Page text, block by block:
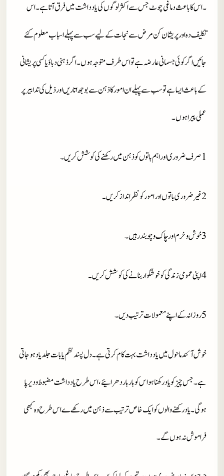
۔ اس کا باعث دماغی چوٹ جس سے اکثر لوگوں کی یادداشت میں فرق آتا ہے ۔ اس
تکلیف دہ اور پریشان کن مرض سے نجات کے لیے سب سے پہلے اسباب معلوم کئے
جائیں اگر کوئی جسمانی عارضہ ہے تو اس طرف متوجہ ہوں ۔ اگر ذہنی دباؤ یا کسی پریشانی
کے باعث ایسا ہے تو سب سے پہلے ان امور کا ذہن سے بوجھ اتاریں اور ذیل کی تدابیر پر
عملی پیرا ہوں ۔
1 صرف ضروری اور اہم باتوں کو ذہن میں رکھنے کی کوشش کریں ۔
2 غیر ضروری باتوں اور امور کو نظر انداز کریں ۔
3 خوش و خرم اور چاک و چوبند رہیں ۔
4 اپنی عمومی زندگی کو خوشگوار بنانے کی کوشش کریں ۔
5 روزانہ کے اپنے معمولات ترتیب دیں ۔
خوش آئند ماحول میں یادداشت بہت کام کرتی ہے ۔ دل پسند نظم یا بات جلد یاد ہو جاتی
ہے ۔ جس چیز کو یاد رکھنا ہو اس کو بار بار دھرائیے ، اس طرح یادداشت مضبوط و دیرپا
ہوگی ۔ یاد رکھنے والوں کو ایک خاص ترتیب سے ذہن میں رکھےے اس طرح وہ کبھی
فراموش نہ ہوں گے ۔